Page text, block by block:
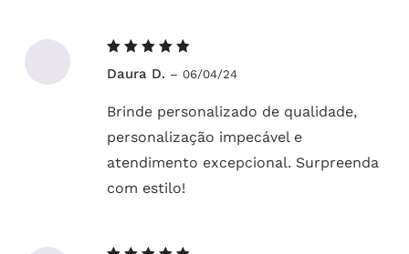
5de 5
Daura D. – 06/04/24
Brinde personalizado de qualidade,
personalização impecável e
atendimento excepcional. Surpreenda
com estilo!